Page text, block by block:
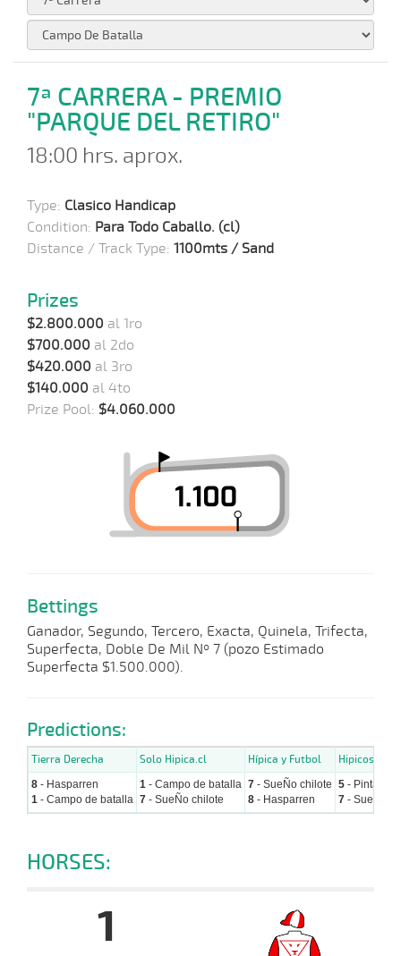
7ª CARRERA - PREMIO
"PARQUE DEL RETIRO"
18:00 hrs. aprox.
Type: Clasico Handicap
Condition: Para Todo Caballo. (cl)
Distance / Track Type: 1100mts / Sand
Prizes
$2.800.000 al 1ro
$700.000 al 2do
$420.000 al 3ro
$140.000 al 4to
Prize Pool: $4.060.000
Bettings
Ganador, Segundo, Tercero, Exacta, Quinela, Trifecta,
Superfecta, Doble De Mil Nº 7 (pozo Estimado
Superfecta $1.500.000).
Predictions:
Tierra Derecha Solo Hipica.cl Hípica y Futbol Hipicos.cl
8 - Hasparren
1 - Campo de batalla
1 - Campo de batalla
7 - SueÑo chilote
7 - SueÑo chilote
8 - Hasparren
5 -
7 - SueÑo
HORSES:
1